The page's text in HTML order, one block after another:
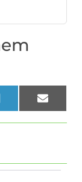
LinkedInEmail